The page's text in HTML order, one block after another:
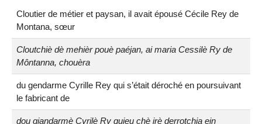
Cloutier de métier et paysan, il avait épousé Cécile Rey de
Montana, sœur
Cloutchiè dè mehièr pouè paéjan, ai maria Cessilè Ry de
Môntanna, chouèra
du gendarme Cyrille Rey qui s’était déroché en poursuivant
le fabricant de
dou giandarmè Cyrilè Ry quieu chè irè derrotchia ein